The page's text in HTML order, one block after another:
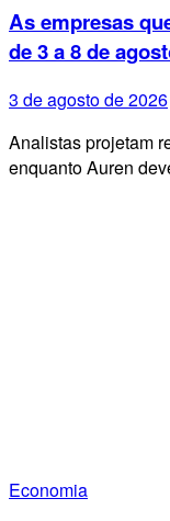
As empresas
de 3 a 8 de
3 de agosto de 2026
Analistas projetam
enquanto Auren
Economia